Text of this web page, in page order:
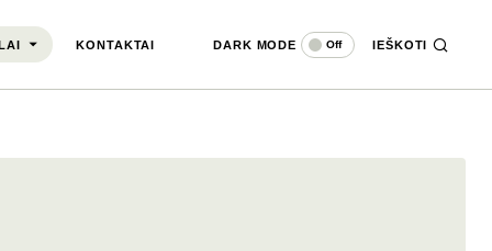
KONTAKTAI DARK MODE Off IEŠKOTI